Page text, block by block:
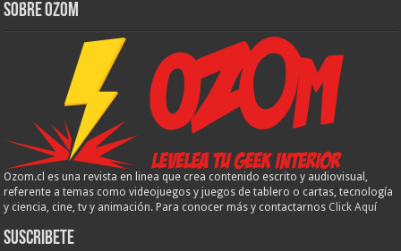
Sobre Ozom
Ozom.cl es una revista en linea que crea contenido escrito y audiovisual,
referente a temas como videojuegos y juegos de tablero o cartas, tecnología
y ciencia, cine, tv y animación. Para conocer más y contactarnos Click Aquí
Suscribete